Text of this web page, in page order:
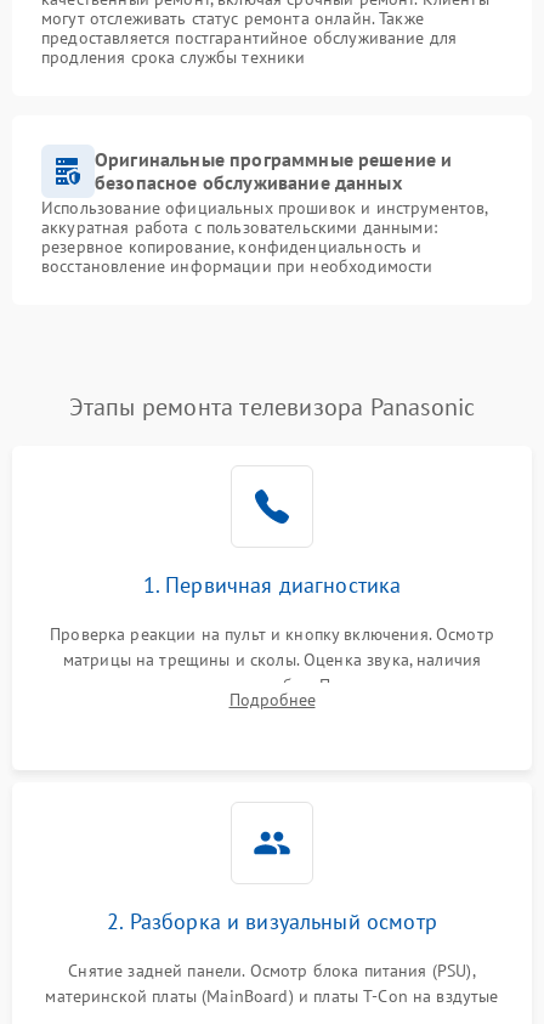
могут отслеживать статус ремонта онлайн. Также
предоставляется постгарантийное обслуживание для
продления срока службы техники
Оригинальные программные решение и
безопасное обслуживание данных
Использование официальных прошивок и инструментов,
аккуратная работа с пользовательскими данными:
резервное копирование, конфиденциальность и
восстановление информации при необходимости
Этапы ремонта телевизора Panasonic
1. Первичная диагностика
Проверка реакции на пульт и кнопку включения. Осмотр
матрицы на трещины и сколы. Оценка звука, наличия
подсветки и индикаторов ошибок. Подключение тестовых
источников сигнала для выявления симптомов поломки.
Подробнее
2. Разборка и визуальный осмотр
Снятие задней панели. Осмотр блока питания (PSU),
материнской платы (MainBoard) и платы T-Con на вздутые